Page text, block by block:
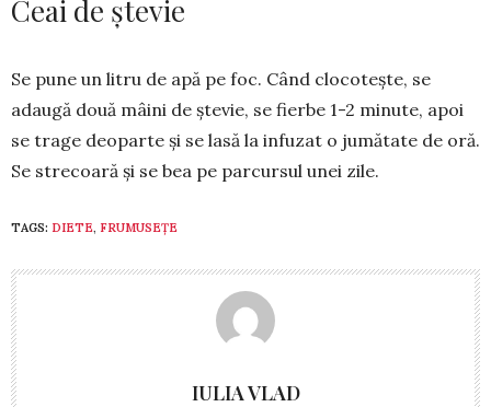
Ceai de ștevie
Se pune un litru de apă pe foc. Când clo­cotește, se
adaugă două mâini de ștevie, se fierbe 1-2 minute, apoi
se trage deo­parte și se lasă la infuzat o jumătate de oră.
Se strecoară și se bea pe parcursul unei zile.
TAGS: DIETE, FRUMUSEȚE
IULIA VLAD